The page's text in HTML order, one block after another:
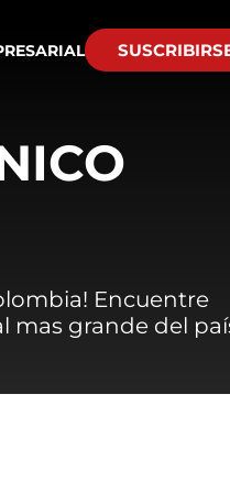
Encuentre
mas grande del